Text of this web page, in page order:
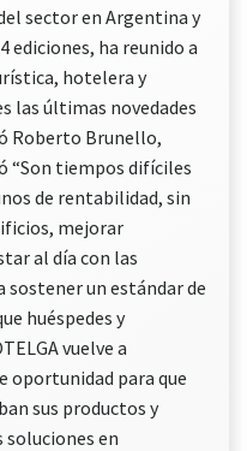
sector en Argentina y
ediciones, ha reunido a
hotelera y
las últimas novedades
Roberto Brunello,
“Son tiempos difíciles
de rentabilidad, sin
mejorar
al día con las
sostener un estándar de
huéspedes y
vuelve a
oportunidad para que
sus productos y
soluciones en